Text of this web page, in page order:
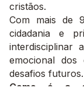
cristãos.
Com mais de
cidadania e
interdisciplinar
emocional dos
desafios futuros.
Como é a